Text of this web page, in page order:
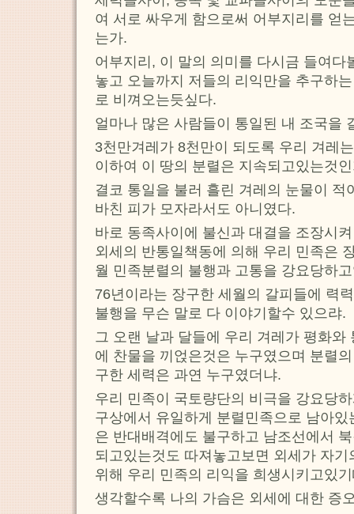
여 서로 싸우게 함으로써 어부지리를 얻
는가.
어부지리, 이 말의 의미를 다시금 들여다
놓고 오늘까지 저들의 리익만을 추구하
로 비껴오는듯싶다.
얼마나 많은 사람들이 통일된 내 조국을
3천만겨레가 8천만이 되도록 우리 겨레
이하여 이 땅의 분렬은 지속되고있는것
결코 통일을 불러 흘린 겨레의 눈물이 적
바친 피가 모자라서도 아니였다.
바로 동족사이에 불신과 대결을 조장시
외세의 반통일책동에 의해 우리 민족은
월 민족분렬의 불행과 고통을 강요당하
76년이라는 장구한 세월의 갈피들에 력
불행을 무슨 말로 다 이야기할수 있으랴.
그 오랜 날과 달들에 우리 겨레가 평화와
에 찬물을 끼얹은것은 누구였으며 분렬
구한 세력은 과연 누구였더냐.
우리 민족이 국토량단의 비극을 강요당
구상에서 유일하게 분렬민족으로 남아
은 반대배격에도 불구하고 남조선에서
되고있는것도 따져놓고보면 외세가 자
위해 우리 민족의 리익을 희생시키고있
생각할수록 나의 가슴은 외세에 대한 증